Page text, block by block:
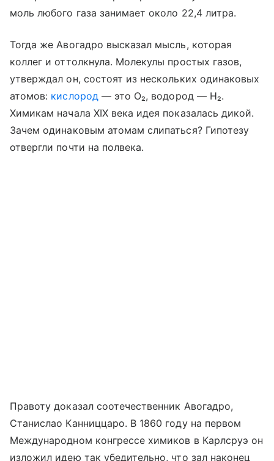
моль любого газа занимает около 22,4 литра.
Тогда же Авогадро высказал мысль, которая
коллег и оттолкнула. Молекулы простых газов,
утверждал он, состоят из нескольких одинаковых
атомов: кислород— это O₂, водород — H₂.
Химикам начала XIX века идея показалась дикой.
Зачем одинаковым атомам слипаться? Гипотезу
отвергли почти на полвека.
Правоту доказал соотечественник Авогадро,
Станислао Канниццаро. В 1860 году на первом
Международном конгрессе химиков в Карлсруэ он
изложил идею так убедительно, что зал наконец